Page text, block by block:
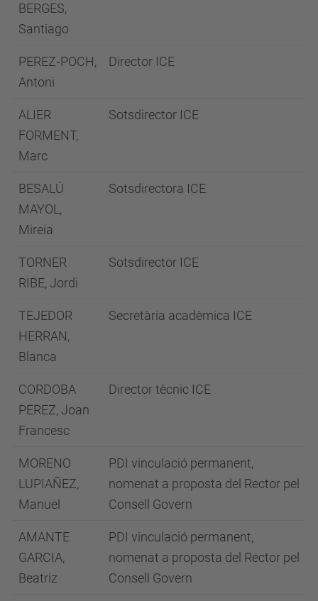
BERGES,
Santiago
PEREZ‑POCH,
Antoni
Director ICE
ALIER
FORMENT,
Marc
Sotsdirector ICE
BESALÚ
MAYOL,
Mireia
Sotsdirectora ICE
TORNER
RIBE, Jordi
Sotsdirector ICE
TEJEDOR
HERRAN,
Blanca
Secretària acadèmica ICE
CORDOBA
PEREZ, Joan
Francesc
Director tècnic ICE
MORENO
LUPIAÑEZ,
Manuel
PDI vinculació permanent,
nomenat a proposta del Rector pel
Consell Govern
AMANTE
GARCIA,
Beatriz
PDI vinculació permanent,
nomenat a proposta del Rector pel
Consell Govern